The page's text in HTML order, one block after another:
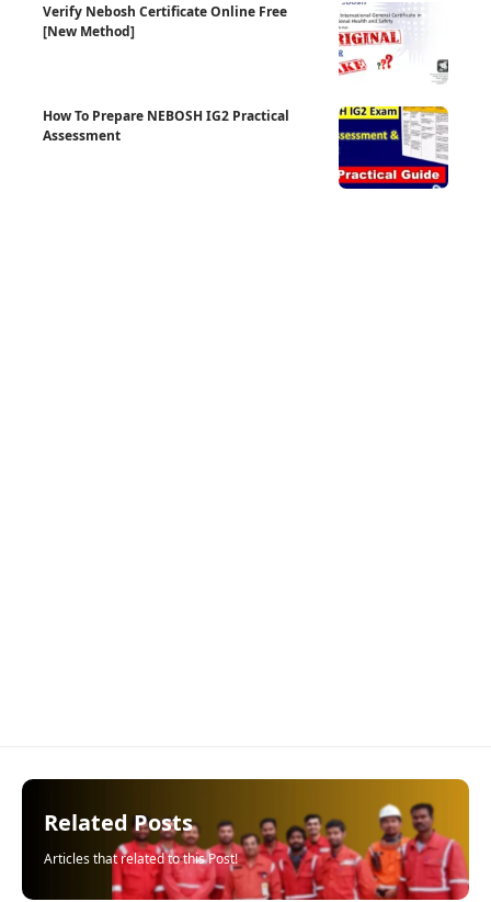
Verify Nebosh Certificate Online Free
[New Method]
How To Prepare NEBOSH IG2 Practical
Assessment
Related Posts
Articles that related to this Post!